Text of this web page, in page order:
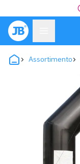
Assortimento